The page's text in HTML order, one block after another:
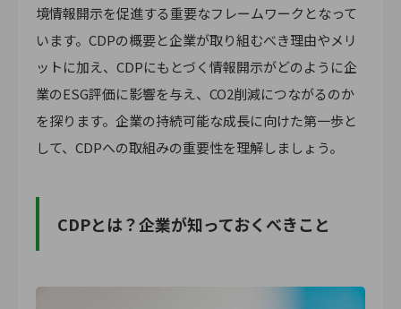
境情報開示を促進する重要なフレームワークとなって
います。CDPの概要と企業が取り組むべき理由やメリ
ットに加え、CDPにもとづく情報開示がどのように企
業のESG評価に影響を与え、CO2削減につながるのか
を探ります。企業の持続可能な成長に向けた第一歩と
して、CDPへの取組みの重要性を理解しましょう。
CDPとは？企業が知っておくべきこと